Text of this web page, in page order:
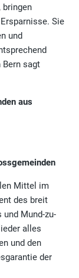
bringen
Sie
und
Bern sagt
aus
Mittel im
des breit
Mund-zu-
alles
und den
der